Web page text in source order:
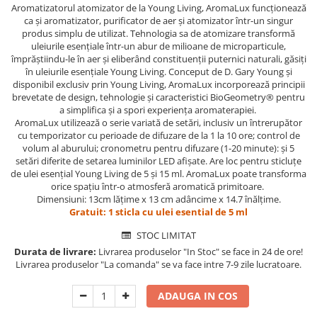
Aromatizatorul atomizator de la Young Living, AromaLux funcționează
ca și aromatizator, purificator de aer și atomizator într-un singur
produs simplu de utilizat. Tehnologia sa de atomizare transformă
uleiurile esențiale într-un abur de milioane de microparticule,
împrăștiindu-le în aer și eliberând constituenții puternici naturali, găsiți
în uleiurile esențiale Young Living. Conceput de D. Gary Young și
disponibil exclusiv prin Young Living, AromaLux incorporează principii
brevetate de design, tehnologie și caracteristici BioGeometry® pentru
a simplifica și a spori experiența aromaterapiei.
AromaLux utilizează o serie variată de setări, inclusiv un întrerupător
cu temporizator cu perioade de difuzare de la 1 la 10 ore; control de
volum al aburului; cronometru pentru difuzare (1-20 minute): și 5
setări diferite de setarea luminilor LED afișate. Are loc pentru sticluțe
de ulei esențial Young Living de 5 și 15 ml. AromaLux poate transforma
orice spațiu într-o atmosferă aromatică primitoare.
Dimensiuni: 13cm lățime x 13 cm adâncime x 14.7 înălțime.
Gratuit: 1 sticla cu ulei esential de 5 ml
STOC LIMITAT
Durata de livrare: Livrarea produselor "In Stoc" se face in 24 de ore!
Livrarea produselor "La comanda" se va face intre 7-9 zile lucratoare.
ADAUGA IN COS